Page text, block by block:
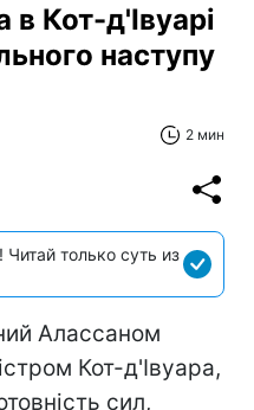
в Кот-д'Івуарі
наступу
2 мин
только суть из
Алассаном
Кот-д'Івуара,
сил,